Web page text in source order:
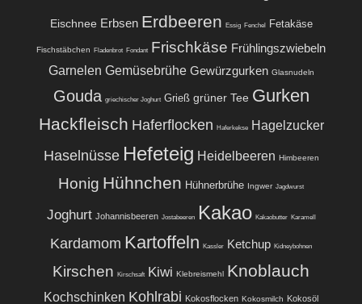
Eischnee Erbsen Erdbeeren Essig Fenchel Fetakäse
Fischstäbchen Fladenbrot Fondant Frischkäse Frühlingszwiebeln
Garnelen Gemüsebrühe Gewürzgurken Glasnudeln
Gouda griechischer Joghurt Grieß grüner Tee Gurken
Hackfleisch Haferflocken Haferkekse Hagelzucker
Haselnüsse Hefeteig Heidelbeeren Himbeeren
Honig Hühnchen Hühnerbrühe Ingwer Jagdwurst
Joghurt Johannisbeeren Jostabeeren Kakao Kakaobutter Karamell
Kardamom Kartoffeln Kassler Ketchup Kidneybohnen
Kirschen Kirschsaft Kiwi Klebreismehl Knoblauch
Kochschinken Kohlrabi Kokosflocken Kokosmilch Kokosöl